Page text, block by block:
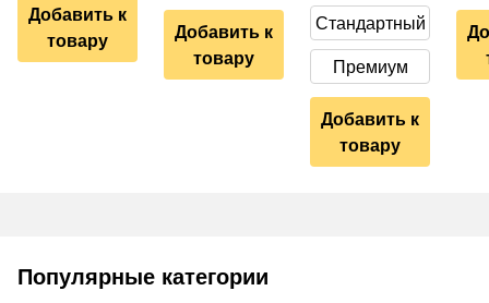
Добавить к
товару
Добавить к
товару
Стандартный
Премиум
Добавить к
товару
Популярные категории